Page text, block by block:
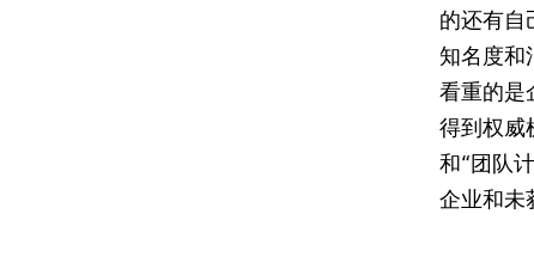
的还有自
知名度和
看重的是
得到权威
和“团队
企业和未